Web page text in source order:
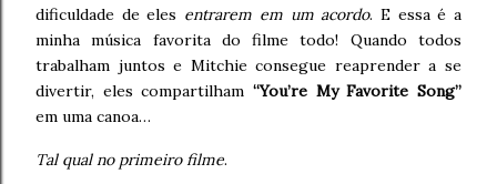
dificuldade de eles entrarem em um acordo. E essa é a
minha música favorita do filme todo! Quando todos
trabalham juntos e Mitchie consegue reaprender a se
divertir, eles compartilham “You’re My Favorite Song”
em uma canoa…
Tal qual no primeiro filme.